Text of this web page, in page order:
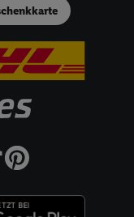
zunächst anhand
verfügbar ist.
an Ihren
und einer
Kennung
zu erfassen.
auch auf
Werbung